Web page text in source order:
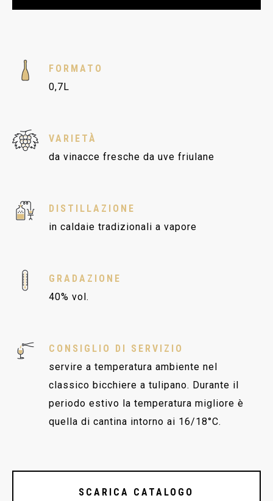
FORMATO
0,7L
VARIETÀ
da vinacce fresche da uve friulane
DISTILLAZIONE
in caldaie tradizionali a vapore
GRADAZIONE
40% vol.
CONSIGLIO DI SERVIZIO
servire a temperatura ambiente nel
classico bicchiere a tulipano. Durante il
periodo estivo la temperatura migliore è
quella di cantina intorno ai 16/18°C.
SCARICA CATALOGO